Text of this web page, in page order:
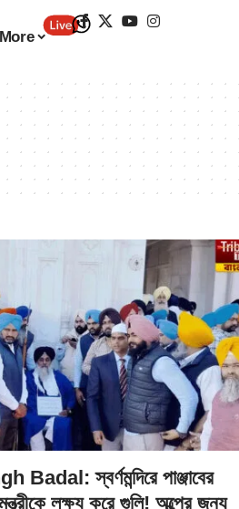
More
স্বর্ণমন্দিরে পাঞ্জাবের
লক্ষ্য করে গুলি! অল্পের জন্য